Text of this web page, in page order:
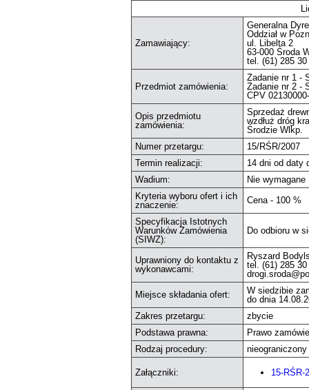
Zamawiający:
Generalna
Oddział w
ul. Libelta 2
63-000 Środa
tel. (61) 285 30
Przedmiot zamówienia:
Zadanie nr 1 -
Zadanie nr 2 -
CPV
Opis przedmiotu
zamówienia:
Sprzedaż
wzdłuż dróg
Środzie Wlkp.
Numer przetargu:
15/RŚR/2007
Termin realizacji:
14 dni od daty
Wadium:
Nie wymagane
Kryteria wyboru ofert i ich
znaczenie:
Cena - 100 %
Specyfikacja Istotnych
Warunków Zamówienia
(SIWZ):
Do odbioru w
Uprawniony do kontaktu z
wykonawcami:
Ryszard
tel. (61) 285 30
Miejsce składania ofert:
W siedzibie
do dnia
Zakres przetargu:
zbycie
Podstawa prawna:
Prawo
Rodzaj procedury:
nieograniczony
Załączniki: 15-RŚR-